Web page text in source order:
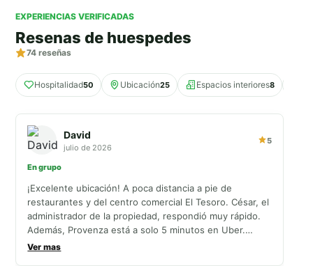
EXPERIENCIAS VERIFICADAS
Resenas de huespedes
74 reseñas
Hospitalidad50 Ubicación25 Espacios interiores8
David
julio de 2026
5
En grupo
¡Excelente ubicación! A poca distancia a pie de
restaurantes y del centro comercial El Tesoro. César, el
administrador de la propiedad, respondió muy rápido.
Además, Provenza está a solo 5 minutos en Uber.
¡Nuestra estadía fue excelente!
Ver mas